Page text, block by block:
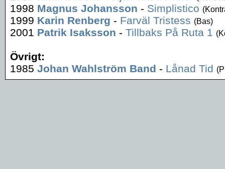
1998 Magnus Johansson - Simplistico
1999 Karin Renberg - Farväl Tristess (Bas)
2001 Patrik Isaksson - Tillbaks På Ruta 1
Övrigt:
1985 Johan Wahlström Band - Lånad Tid